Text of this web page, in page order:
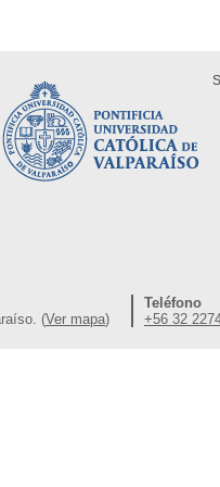
(Ver mapa)
Teléfono
+56 32